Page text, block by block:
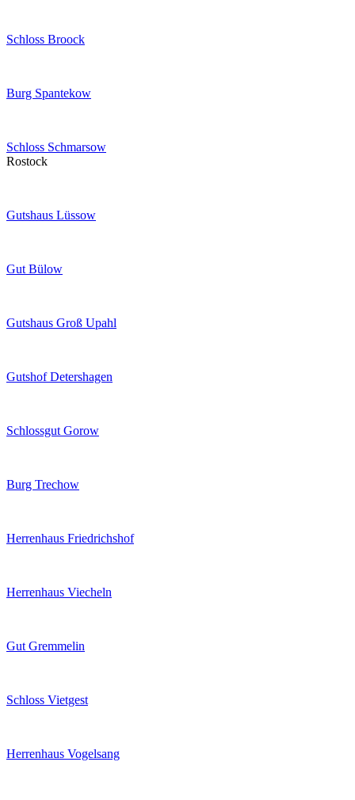
Schloss Broock
Burg Spantekow
Schloss Schmarsow
Rostock
Gutshaus Lüssow
Gut Bülow
Gutshaus Groß Upahl
Gutshof Detershagen
Schlossgut Gorow
Burg Trechow
Herrenhaus Friedrichshof
Herrenhaus Viecheln
Gut Gremmelin
Schloss Vietgest
Herrenhaus Vogelsang